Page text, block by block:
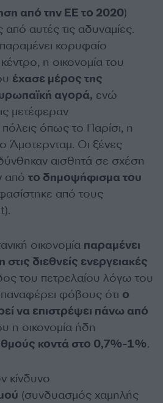
από την ΕΕ το 2020)
αυτές τις αδυναμίες.
κορυφαίο
η οικονομία του
έχασε μέρος της
αγορά, ενώ
μετέφεραν
όπως το Παρίσι, η
Άμστερνταμ. Οι ξένες
αισθητά σε σχέση
από το δημοψήφισμα του
από τους
οικονομία παραμένει
στις διεθνείς ενεργειακές
του πετρελαίου λόγω του
φόβους ότι ο
να επιστρέψει πάνω από
η οικονομία ήδη
κοντά στο 0,7%-1%.
κίνδυνο
(συνδυασμός χαμηλής